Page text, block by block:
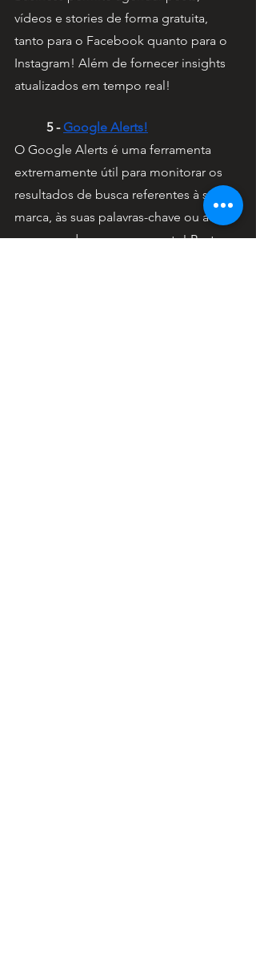
vídeos e stories de forma gratuita,
tanto para o Facebook quanto para o
Instagram! Além de fornecer insights
atualizados em tempo real!
5 - Google Alerts!
O Google Alerts é uma ferramenta
extremamente útil para monitorar os
resultados de busca referentes à sua
marca, às suas palavras-chave ou até
mesmo a do seu concorrente! Basta